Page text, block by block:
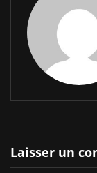
Laisser un